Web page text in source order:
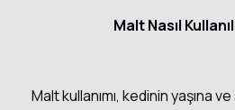
Malt Nasıl
Malt kullanımı, kedinin yaşına